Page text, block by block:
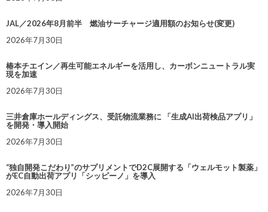
JAL／2026年8月前半 燃油サーチャージ適用額のお知らせ(変更)
2026年7月30日
椿本チエイン／再生可能エネルギーを活用し、カーボンニュートラル実
現を加速
2026年7月30日
三井倉庫ホールディングス、受託物流業務に 「生成AI出荷検品アプリ」
を開発・導入開始
2026年7月30日
“独自開発こだわり”のサプリメントでD2C展開する「ウェルモット製薬」
がEC自動出荷アプリ「シッピーノ」を導入
2026年7月30日